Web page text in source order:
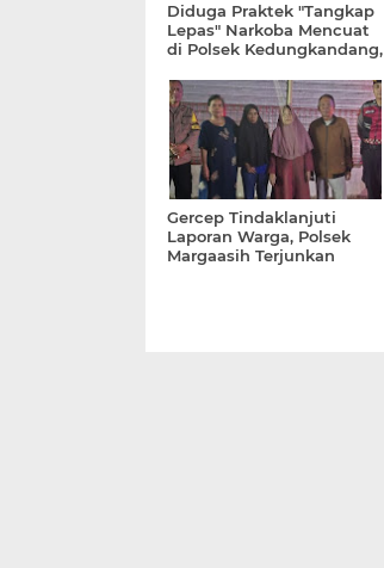
Diduga Praktek "Tangkap
Lepas" Narkoba Mencuat
di Polsek Kedungkandang,
Tebusan Puluhan Juta?
Gercep Tindaklanjuti
Laporan Warga, Polsek
Margaasih Terjunkan